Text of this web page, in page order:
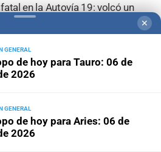
en la Autovía 19: volcó un
uno de sus ocupantes
✕
GENERAL
de hoy para Tauro: 06 de
2026
GENERAL
de hoy para Aries: 06 de
2026